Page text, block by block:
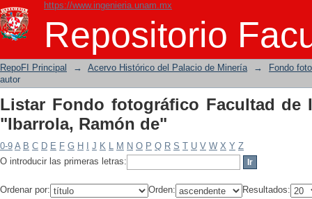
https://www.ingenieria.unam.mx
Repositorio
Listar Fondo fotográfico Facultad de
RepoFI Principal → Acervo Histórico del Palacio de Minería →
Fondo
autor
Listar Fondo fotográfico Facultad de
"Ibarrola, Ramón de"
0-9 A B C D E F G H J K L M N O P Q R S T U V W X Y Z
O introducir las primeras letras:
Ordenar por: Orden: Resultados: